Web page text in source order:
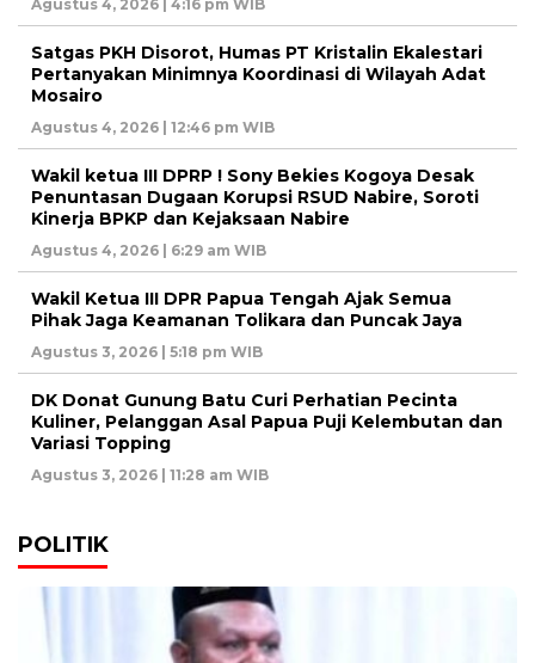
Agustus 4, 2026 | 4:16 pm WIB
Satgas PKH Disorot, Humas PT Kristalin Ekalestari
Pertanyakan Minimnya Koordinasi di Wilayah Adat
Mosairo
Agustus 4, 2026 | 12:46 pm WIB
Wakil ketua III DPRP ! Sony Bekies Kogoya Desak
Penuntasan Dugaan Korupsi RSUD Nabire, Soroti
Kinerja BPKP dan Kejaksaan Nabire
Agustus 4, 2026 | 6:29 am WIB
Wakil Ketua III DPR Papua Tengah Ajak Semua
Pihak Jaga Keamanan Tolikara dan Puncak Jaya
Agustus 3, 2026 | 5:18 pm WIB
DK Donat Gunung Batu Curi Perhatian Pecinta
Kuliner, Pelanggan Asal Papua Puji Kelembutan dan
Variasi Topping
Agustus 3, 2026 | 11:28 am WIB
POLITIK